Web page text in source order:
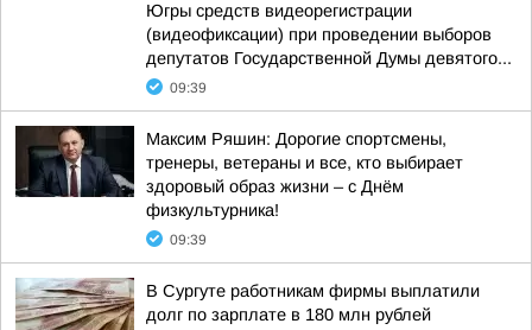
Югры средств видеорегистрации
(видеофиксации) при проведении выборов
депутатов Государственной Думы девятого...
09:39
Максим Ряшин: Дорогие спортсмены,
тренеры, ветераны и все, кто выбирает
здоровый образ жизни – с Днём
физкультурника!
09:39
В Сургуте работникам фирмы выплатили
долг по зарплате в 180 млн рублей